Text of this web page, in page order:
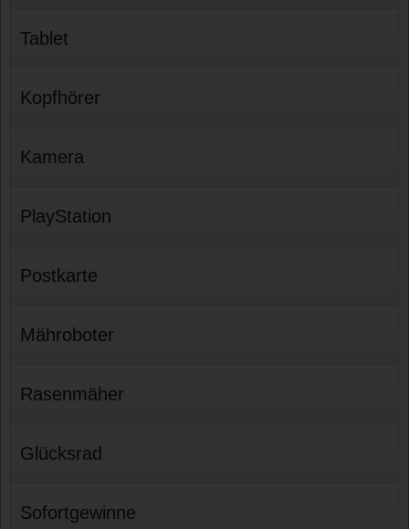
Tablet
Kopfhörer
Kamera
PlayStation
Postkarte
Mähroboter
Rasenmäher
Glücksrad
Sofortgewinne